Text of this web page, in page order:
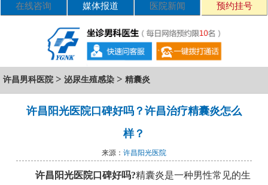
在线咨询 媒体报道 医院新闻 预约挂号
许昌男科医院 > 泌尿生殖感染 > 精囊炎
许昌阳光医院口碑好吗？许昌治疗精囊炎怎么
样？
来源： 许昌阳光医院
许昌阳光医院口碑好吗?精囊炎是一种男性常见的生